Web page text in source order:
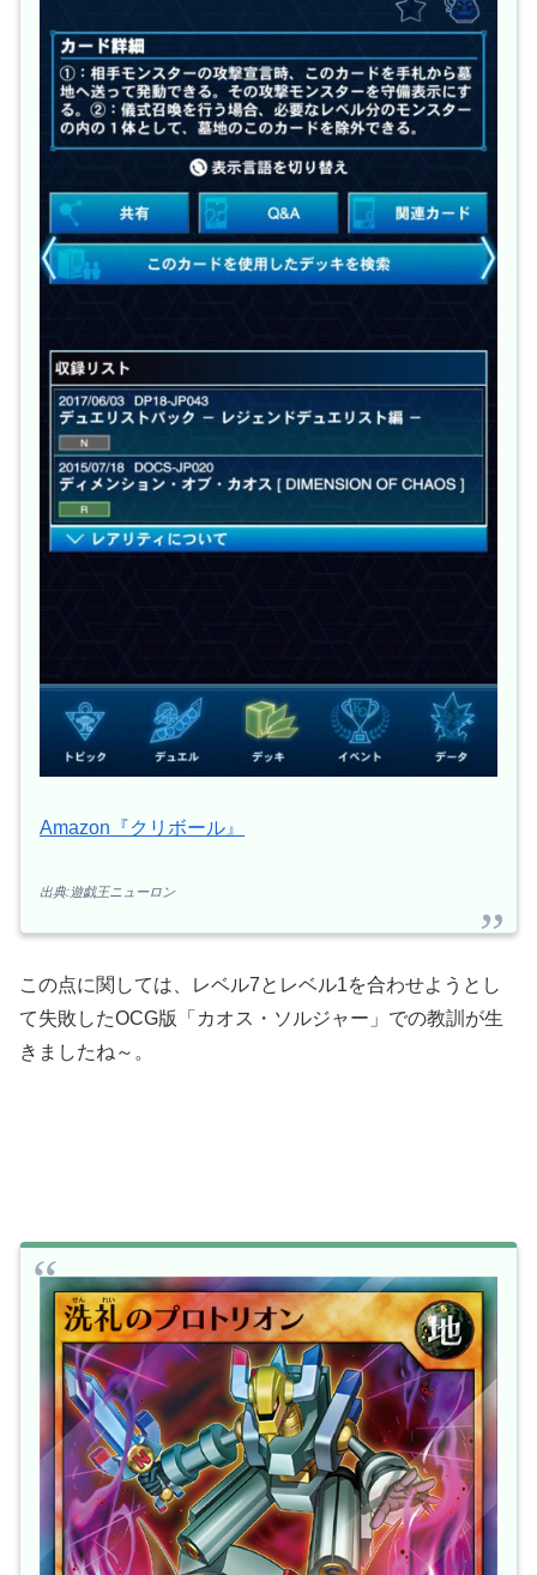
Amazon『クリボール』
出典:遊戯王ニューロン
この点に関しては、レベル7とレベル1を合わせようとし
て失敗したOCG版「カオス・ソルジャー」での教訓が生
きましたね～。